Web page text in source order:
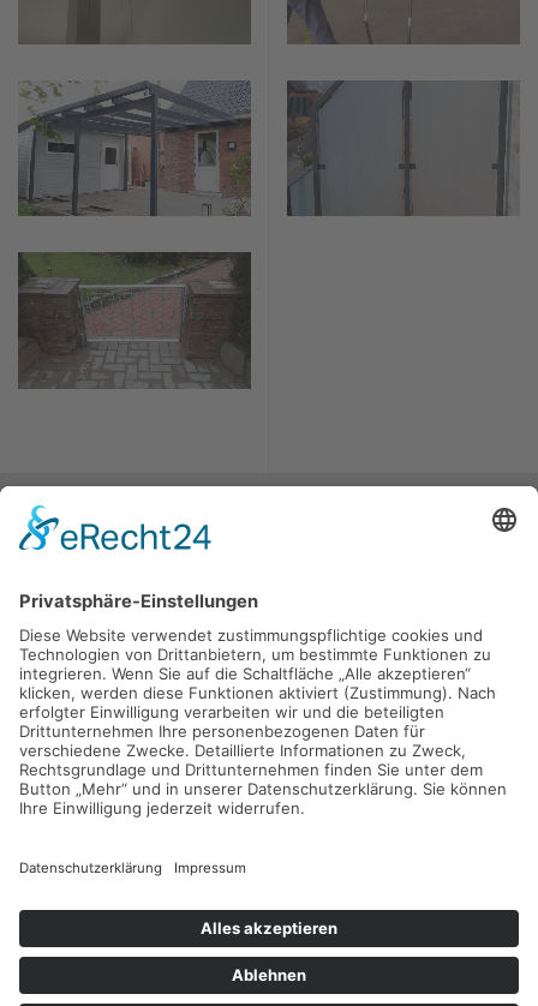
SCHLOSSEREI MAGNUSSEN
Impressum Datenschutz
Kontaktdaten
Tel: 04672 776099 |E-Mail:info@schlosserei-magnussen.de